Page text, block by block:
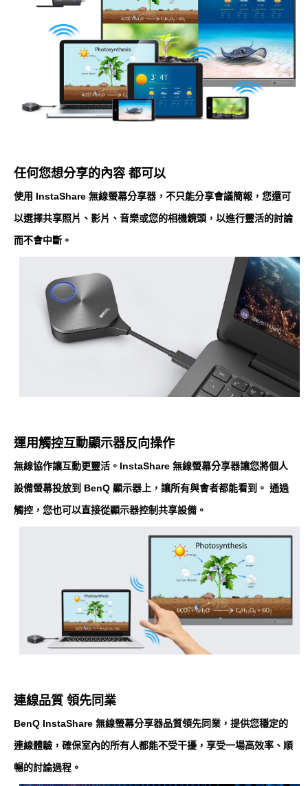
任何您想分享的內容 都可以
使用 InstaShare 無線螢幕分享器，不只能分享會議簡報，您還可
以選擇共享照片、影片、音樂或您的相機鏡頭，以進行靈活的討論
而不會中斷。
運用觸控互動顯示器反向操作
無線協作讓互動更靈活。InstaShare 無線螢幕分享器讓您將個人
設備螢幕投放到 BenQ 顯示器上，讓所有與會者都能看到。 通過
觸控，您也可以直接從顯示器控制共享設備。
連線品質 領先同業
BenQ InstaShare 無線螢幕分享器品質領先同業，提供您穩定的
連線體驗，確保室內的所有人都能不受干擾，享受一場高效率、順
暢的討論過程。